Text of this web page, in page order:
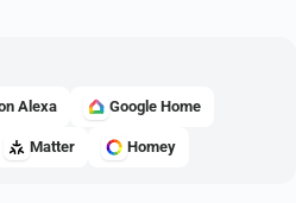
Alexa Google Home
Matter Homey